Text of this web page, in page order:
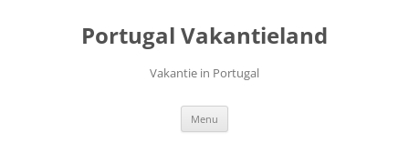
Portugal Vakantieland
Vakantie in Portugal
Menu